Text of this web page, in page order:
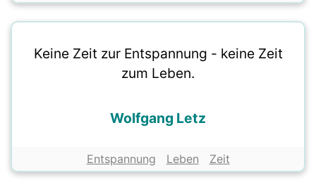
Keine Zeit zur Entspannung - keine Zeit
zum Leben.
Wolfgang Letz
Entspannung Leben Zeit